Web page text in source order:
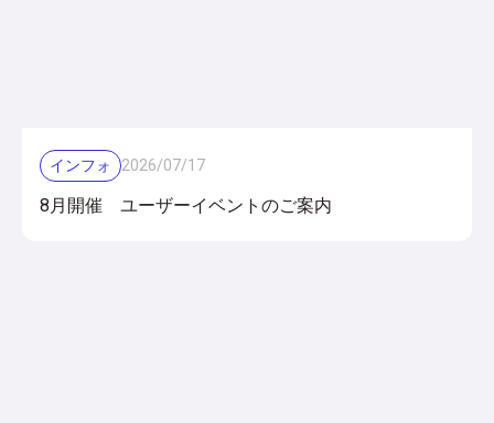
インフォ 2026/07/17
8月開催 ユーザーイベントのご案内